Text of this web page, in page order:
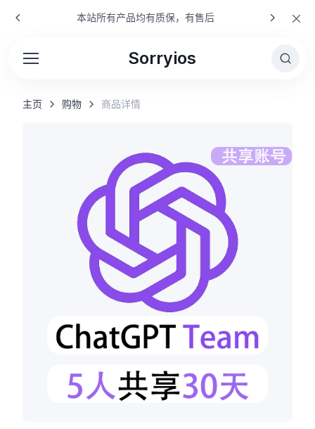
本站所有产品均有质保，有售后
Sorryios
主页 购物 商品详情